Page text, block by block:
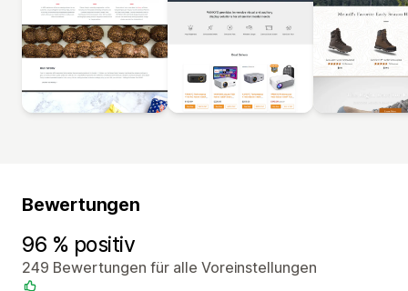
Bewertungen
96 % positiv
249 Bewertungen für alle Voreinstellungen